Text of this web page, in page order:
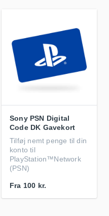
Sony PSN Digital
Code DK Gavekort
Tilføj nemt penge til din
konto til
PlayStation™Network
(PSN)
Fra 100 kr.